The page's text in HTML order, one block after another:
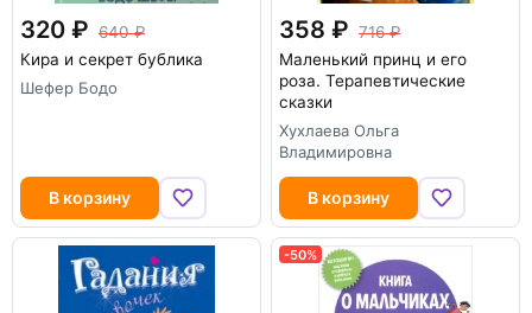
320
640
Кира и секрет бублика
Шефер Бодо
В корзину
358
716
Маленький принц и его
роза. Терапевтические
сказки
Хухлаева Ольга
Владимировна
В корзину
-50%